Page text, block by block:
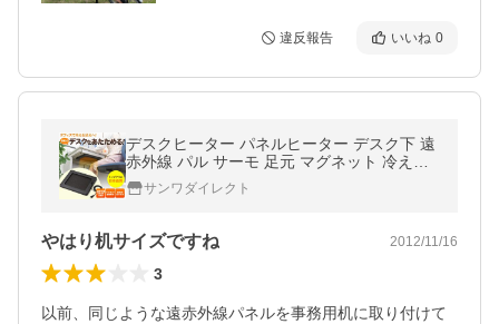
違反報告 いいね 0
デスクヒーター パネルヒーター デスク下 遠
赤外線 パル サーモ 足元 マグネット 冷え対
策 冬物 在宅勤務 暖房器具 ポータブルこたつ
DPH-50A
サンワダイレクト
やはり机サイズですね 2012/11/16
3
以前、同じような遠赤外線パネルを事務用机に取り付けて